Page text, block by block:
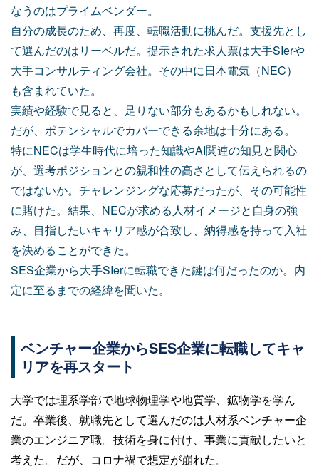
なうのはプライムベンダー。
自分の成長のため、再度、転職活動に挑んだ。支援先とし
て選んだのはリーベルだ。提示された求人票は大手SIerや
大手コンサルティング会社。その中に日本電気（NEC）
も含まれていた。
実績や経験で見ると、足りない部分もあるかもしれない。
だが、ポテンシャルでカバーできる余地は十分にある。
特にNECは学生時代に培った知識やAI関連の知見と関心
が、選考ポジションとの親和性の高さとして伝えられるの
ではないか。チャレンジングな応募だったが、その可能性
に賭けた。結果、NECが求める人材イメージと自身の強
み、目指したいキャリア感が合致し、納得感を持って入社
を決めることができた。
SES企業から大手SIerに転職できた鍵は何だったのか。内
定に至るまでの経緯を聞いた。
ベンチャー企業からSES企業に転職してキャ
リアを再スタート
大学では理系学部で地球物理学や地質学、鉱物学を学ん
だ。卒業後、就職先として選んだのは人材系ベンチャー企
業のエンジニア職。技術を身に付け、事業に貢献したいと
考えた。だが、コロナ禍で想定が崩れた。